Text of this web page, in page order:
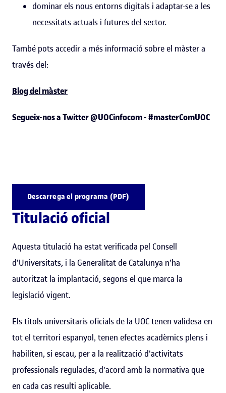
dominar els nous entorns digitals i adaptar-se a les
necessitats actuals i futures del sector.
També pots accedir a més informació sobre el màster a
través del:
Blog del màster
Segueix-nos a Twitter @UOCinfocom - #masterComUOC
Descarrega el programa (PDF)
Titulació oficial
Aquesta titulació ha estat verificada pel Consell
d'Universitats, i la Generalitat de Catalunya n'ha
autoritzat la implantació, segons el que marca la
legislació vigent.
Els títols universitaris oficials de la UOC tenen validesa en
tot el territori espanyol, tenen efectes acadèmics plens i
habiliten, si escau, per a la realització d'activitats
professionals regulades, d'acord amb la normativa que
en cada cas resulti aplicable.